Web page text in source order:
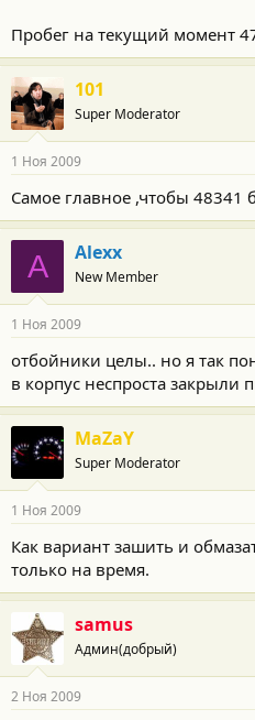
Пробег на текущий момент
101
Super Moderator
1 Ноя 2009
Самое главное ,чтобы 48341
A Alexx
New Member
1 Ноя 2009
отбойники целы.. но я так
в корпус неспроста закрыли
MaZaY
Super Moderator
1 Ноя 2009
Как вариант зашить и
только на время.
samus
Админ(добрый)
2 Ноя 2009